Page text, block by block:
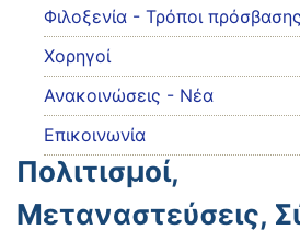
Φιλοξενία - Τρόποι πρόσβασης
Χορηγοί
Ανακοινώσεις - Νέα
Επικοινωνία
Πολιτισμοί,
Μεταναστεύσεις,